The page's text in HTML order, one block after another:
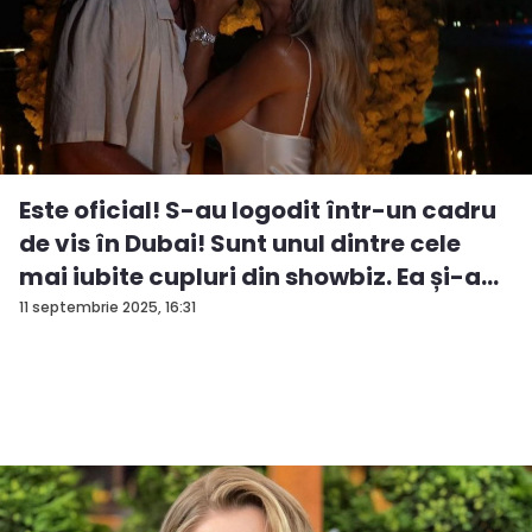
11 septembrie 2025, 16:31
Este oficial! S-au logodit într-un cadru
de vis în Dubai! Sunt unul dintre cele
mai iubite cupluri din showbiz. Ea și-a
e...